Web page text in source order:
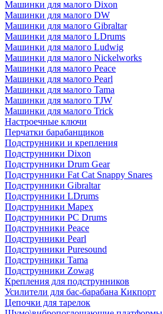
Машинки для малого Dixon
Машинки для малого DW
Машинки для малого Gibraltar
Машинки для малого LDrums
Машинки для малого Ludwig
Машинки для малого Nickelworks
Машинки для малого Peace
Машинки для малого Pearl
Машинки для малого Tama
Машинки для малого TJW
Машинки для малого Trick
Настроечные ключи
Перчатки барабанщиков
Подструнники и крепления
Подструнники Dixon
Подструнники Drum Gear
Подструнники Fat Cat Snappy Snares
Подструнники Gibraltar
Подструнники LDrums
Подструнники Mapex
Подструнники PC Drums
Подструнники Peace
Подструнники Pearl
Подструнники Puresound
Подструнники Tama
Подструнники Zowag
Крепления для подструнников
Усилители для бас-барабана Кикпорт
Цепочки для тарелок